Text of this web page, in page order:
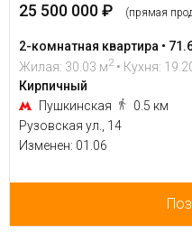
25 500 000 ₽ (прямая
2-комнатная квартира •
Жилая: 30.03 м2 • Кухня:
Кирпичный
Пушкинская
0.5 км
Рузовская ул., 14
Изменен: 01.06